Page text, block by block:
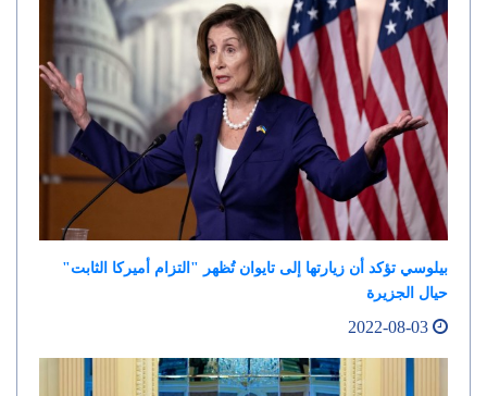
بيلوسي تؤكد أن زيارتها إلى تايوان تُظهر "التزام أميركا الثابت"
حيال الجزيرة